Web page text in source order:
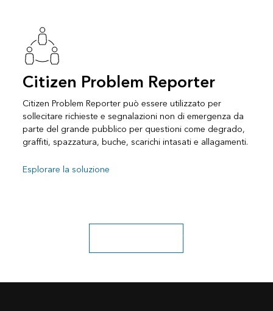
Citizen Problem Reporter
Citizen Problem Reporter può essere utilizzato per
sollecitare richieste e segnalazioni non di emergenza da
parte del grande pubblico per questioni come degrado,
graffiti, spazzatura, buche, scarichi intasati e allagamenti.
Esplorare la soluzione
Scopri ulteriori soluzioni